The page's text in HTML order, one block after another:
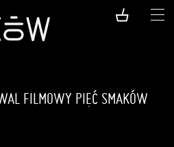
FILMOWY PIĘĆ SMAKÓW